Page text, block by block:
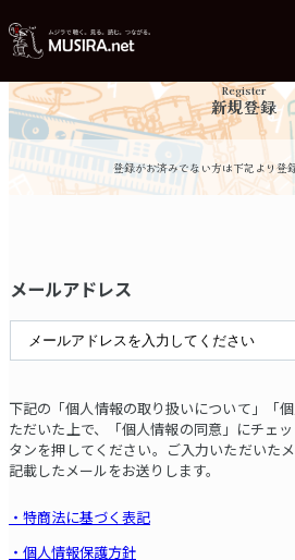
Register
新規登録
登録がお済みでない方は下記より登
メールアドレス
下記の「個人情報の取り扱いについて」「
ただいた上で、「個人情報の同意」にチェ
タンを押してください。ご入力いただいた
記載したメールをお送りします。
・特商法に基づく表記
・個人情報保護方針